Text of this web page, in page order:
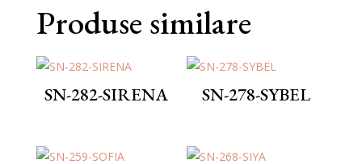
Produse similare
SN-282-SIRENA SN-278-SYBEL